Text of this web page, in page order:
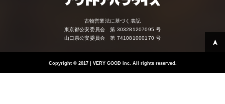
古物営業法に基づく表記
東京都公安委員会 第 303281207095 号
山口県公安委員会 第 741081000170 号
Copyright ©2017 | VERY GOOD inc. All rights reserved.